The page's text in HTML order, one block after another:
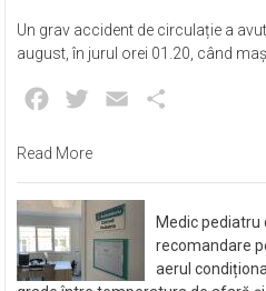
Un grav accident de circulație a
august, în jurul orei 01.20, când
Facebook
Twitter Email
Read More
Medic pediatru
recomandare
aerul